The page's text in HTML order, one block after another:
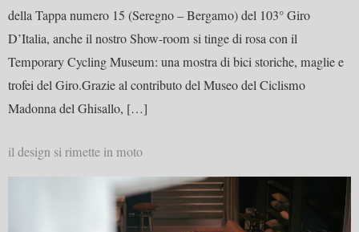
della Tappa numero 15 (Seregno – Bergamo) del 103° Giro
D’Italia, anche il nostro Show-room si tinge di rosa con il
Temporary Cycling Museum: una mostra di bici storiche, maglie e
trofei del Giro.Grazie al contributo del Museo del Ciclismo
Madonna del Ghisallo, […]
il design si rimette in moto